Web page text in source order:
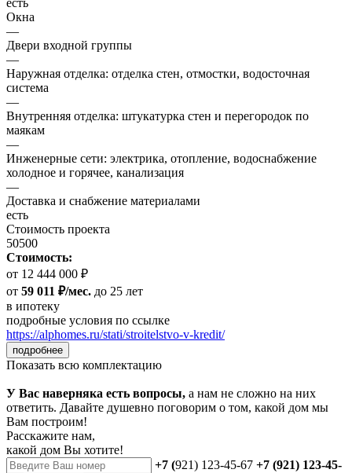
есть
Окна
—
Двери входной группы
—
Наружная отделка: отделка стен, отмостки, водосточная
система
—
Внутренняя отделка: штукатурка стен и перегородок по
маякам
—
Инженерные сети: электрика, отопление, водоснабжение
холодное и горячее, канализация
—
Доставка и снабжение материалами
есть
Стоимость проекта
50500
Стоимость:
от 12 444 000 ₽
от 59 011 ₽/мес. до 25 лет
в ипотеку
подробные условия по ссылке
https://alphomes.ru/stati/stroitelstvo-v-kredit/
подробнее
Показать всю комплектацию
У Вас наверняка есть вопросы, а нам не сложно на них
ответить. Давайте душевно поговорим о том, какой дом мы
Вам построим!
Расскажите нам,
какой дом Вы хотите!
+7 (921) 123-45-67 +7 (921) 123-45-